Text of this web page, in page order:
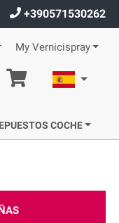
+390571530262
My Vernicispray
Cesta Español
COCHE